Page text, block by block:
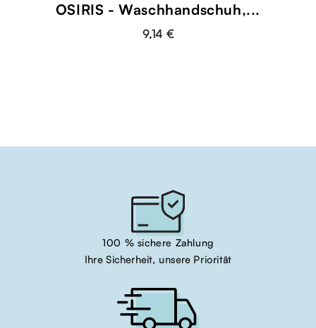
OSIRIS - Waschhandschuh,...
9,14 €
100 % sichere Zahlung
Ihre Sicherheit, unsere Priorität